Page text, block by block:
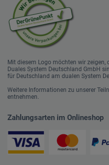
Mit diesem Logo möchten wir zeigen,
Duales System Deutschland GmbH
für Deutschland am dualen System
Weitere Informationen zu unserer
entnehmen.
Zahlungsarten im Onlineshop